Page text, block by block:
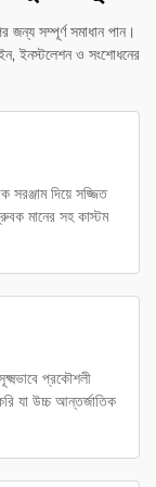
জন্য সম্পূর্ণ সমাধান পান।
ইনস্টলেশন ও সংশোধনের
সরঞ্জাম দিয়ে সজ্জিত
মানের সহ কাস্টম
প্রকৌশলী
যা উচ্চ আন্তর্জাতিক